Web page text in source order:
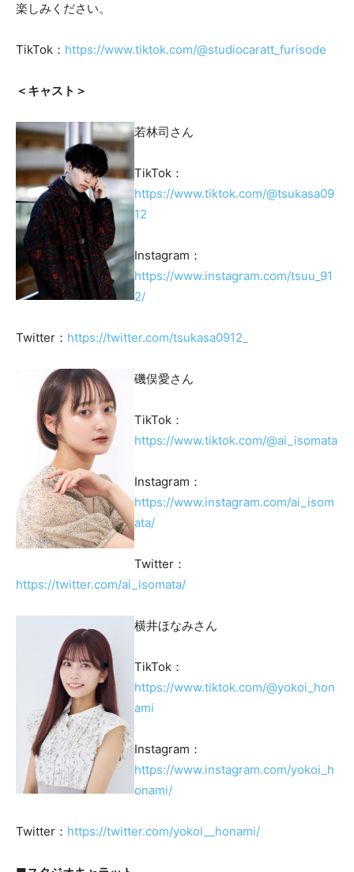
楽しみください。
TikTok： https://www.tiktok.com/@studiocaratt_furisode
＜キャスト＞
若林司さん
TikTok：
https://www.tiktok.com/@tsukasa09
12
Instagram：
https://www.instagram.com/tsuu_91
2/
Twitter： https://twitter.com/tsukasa0912_
磯俣愛さん
TikTok：
https://www.tiktok.com/@ai_isomata
Instagram：
https://www.instagram.com/ai_isom
ata/
Twitter：
https://twitter.com/ai_isomata/
横井ほなみさん
TikTok：
https://www.tiktok.com/@yokoi_hon
ami
Instagram：
https://www.instagram.com/yokoi_h
onami/
Twitter： https://twitter.com/yokoi__honami/